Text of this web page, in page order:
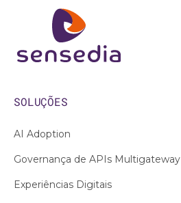
SOLUÇÕES
AI Adoption
Governança de APIs Multigateway
Experiências Digitais